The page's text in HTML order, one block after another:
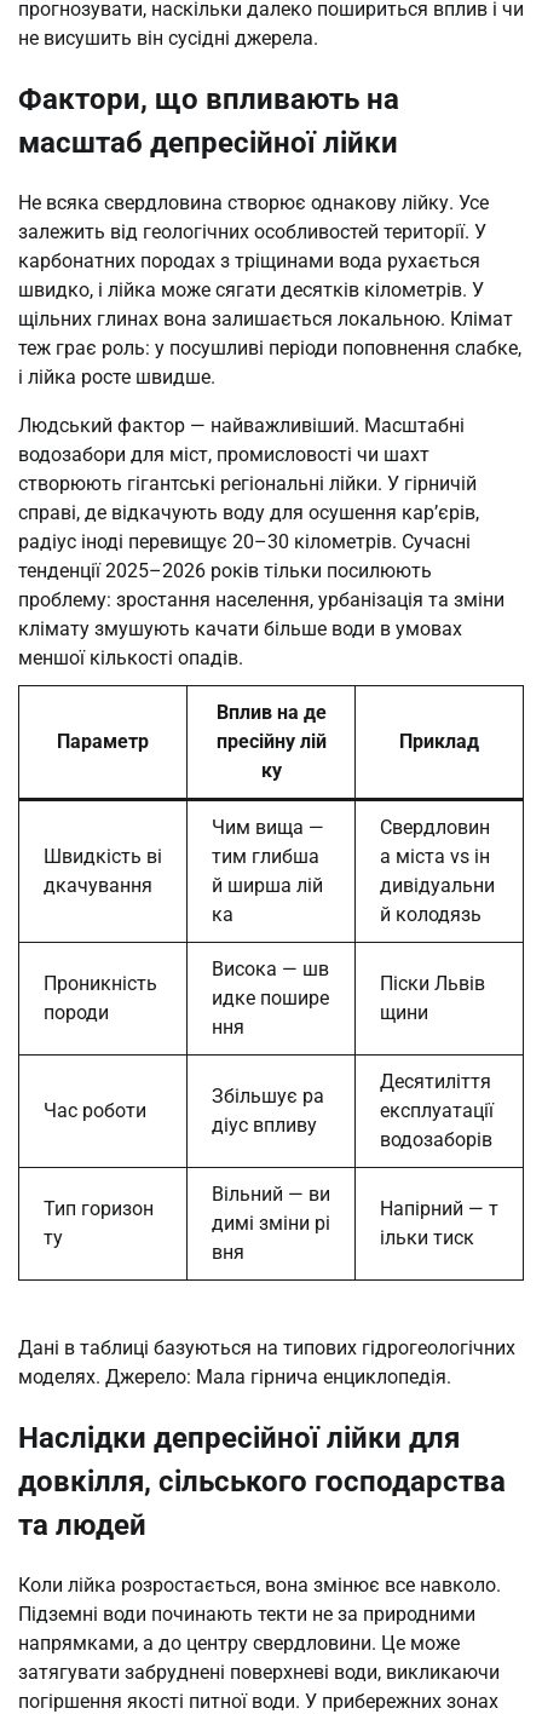
прогнозувати, наскільки далеко пошириться вплив і чи
не висушить він сусідні джерела.
Фактори, що впливають на
масштаб депресійної лійки
Не всяка свердловина створює однакову лійку. Усе
залежить від геологічних особливостей території. У
карбонатних породах з тріщинами вода рухається
швидко, і лійка може сягати десятків кілометрів. У
щільних глинах вона залишається локальною. Клімат
теж грає роль: у посушливі періоди поповнення слабке,
і лійка росте швидше.
Людський фактор — найважливіший. Масштабні
водозабори для міст, промисловості чи шахт
створюють гігантські регіональні лійки. У гірничій
справі, де відкачують воду для осушення кар’єрів,
радіус іноді перевищує 20–30 кілометрів. Сучасні
тенденції 2025–2026 років тільки посилюють
проблему: зростання населення, урбанізація та зміни
клімату змушують качати більше води в умовах
меншої кількості опадів.
Параметр
Вплив на де
пресійну лій
ку
Приклад
Швидкість ві
дкачування
Чим вища —
тим глибша
й ширша лій
ка
Свердловин
а міста vs ін
дивідуальни
й колодязь
Проникність
породи
Висока — шв
идке пошире
ння
Піски Львів
щини
Час роботи
Збільшує ра
діус впливу
Десятиліття
експлуатації
водозаборів
Тип горизон
ту
Вільний — ви
димі зміни рі
вня
Напірний — т
ільки тиск
Дані в таблиці базуються на типових гідрогеологічних
моделях. Джерело: Мала гірнича енциклопедія.
Наслідки депресійної лійки для
довкілля, сільського господарства
та людей
Коли лійка розростається, вона змінює все навколо.
Підземні води починають текти не за природними
напрямками, а до центру свердловини. Це може
затягувати забруднені поверхневі води, викликаючи
погіршення якості питної води. У прибережних зонах